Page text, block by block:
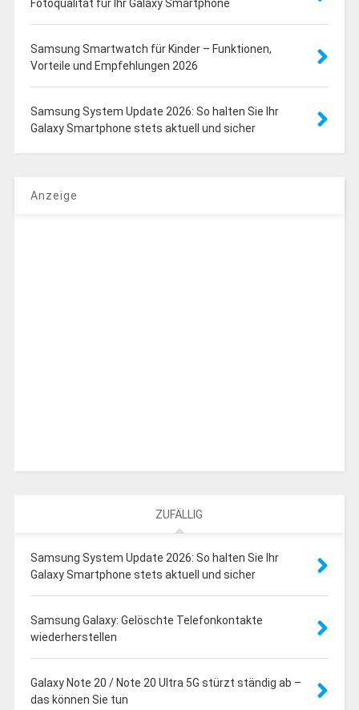
Fotoqualität für Ihr Galaxy Smartphone
Samsung Smartwatch für Kinder – Funktionen,
Vorteile und Empfehlungen 2026
Samsung System Update 2026: So halten Sie Ihr
Galaxy Smartphone stets aktuell und sicher
Anzeige
ZUFÄLLIG
Samsung System Update 2026: So halten Sie Ihr
Galaxy Smartphone stets aktuell und sicher
Samsung Galaxy: Gelöschte Telefonkontakte
wiederherstellen
Galaxy Note 20 / Note 20 Ultra 5G stürzt ständig ab –
das können Sie tun